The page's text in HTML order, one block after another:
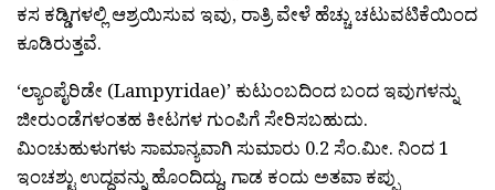
ಕಸ ಕಡ್ಡಿಗಳಲ್ಲಿ ಆಶ್ರಯಿಸುವ ಇವು, ರಾತ್ರಿ ವೇಳೆ ಹೆಚ್ಚು ಚಟುವಟಿಕೆಯಿಂದ
ಕೂಡಿರುತ್ತವೆ.
‘ಲ್ಯಾಂಪೈರಿಡೇ (Lampyridae)’ ಕುಟುಂಬದಿಂದ ಬಂದ ಇವುಗಳನ್ನು
ಜೀರುಂಡೆಗಳಂತಹ ಕೀಟಗಳ ಗುಂಪಿಗೆ ಸೇರಿಸಬಹುದು.
ಮಿಂಚುಹುಳುಗಳು ಸಾಮಾನ್ಯವಾಗಿ ಸುಮಾರು 0.2 ಸೆಂ.ಮೀ. ನಿಂದ 1
ಇಂಚಶ್ಟು ಉದ್ದವನ್ನು ಹೊಂದಿದ್ದು, ಗಾಡ ಕಂದು ಅತವಾ ಕಪ್ಪು